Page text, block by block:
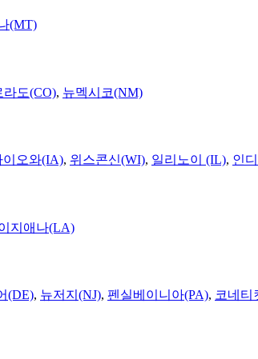
(MT)
라도(CO), 뉴멕시코(NM)
이오와(IA), 위스콘신(WI), 일리노이 (IL), 인
지애나(LA)
(DE), 뉴저지(NJ), 펜실베이니아(PA), 코네티